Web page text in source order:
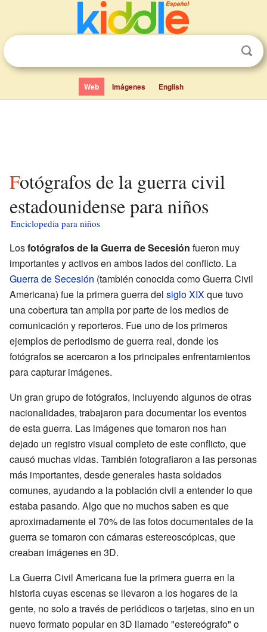
Web Imágenes English
Fotógrafos de la guerra civil
estadounidense para niños
Enciclopedia para niños
Losfotógrafos de la Guerra de Secesión fueron muy
importantes y activos en ambos lados del conflicto. La
Guerra de Secesión (también conocida como Guerra Civil
Americana) fue la primera guerra del siglo XIXque tuvo
una cobertura tan amplia por parte de los medios de
comunicación y reporteros. Fue uno de los primeros
ejemplos de periodismo de guerra real, donde los
fotógrafos se acercaron a los principales enfrentamientos
para capturar imágenes.
Un gran grupo de fotógrafos, incluyendo algunos de otras
nacionalidades, trabajaron para documentar los eventos
de esta guerra. Las imágenes que tomaron nos han
dejado un registro visual completo de este conflicto, que
causó muchas vidas. También fotografiaron a las personas
más importantes, desde generales hasta soldados
comunes, ayudando a la población civil a entender lo que
estaba pasando. Algo que no muchos saben es que
aproximadamente el 70% de las fotos documentales de la
guerra se tomaron con cámaras estereoscópicas, que
creaban imágenes en 3D.
La Guerra Civil Americana fue la primera guerra en la
historia cuyas escenas se llevaron a los hogares de la
gente, no solo a través de periódicos o tarjetas, sino en un
nuevo formato popular en 3D llamado "estereógrafo" o